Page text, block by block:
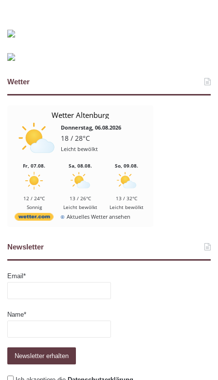
Wetter
Wetter Altenburg
Donnerstag, 06.08.2026
18 / 28°C
Leicht bewölkt
Fr, 07.08.
12 / 24°C
Sonnig
Sa, 08.08.
13 / 26°C
Leicht bewölkt
So, 09.08.
13 / 32°C
Leicht bewölkt
Aktuelles Wetter ansehen
Newsletter
Email*
Name*